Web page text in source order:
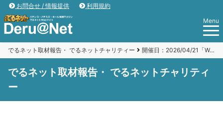
お問合せ / 情報提供
利用規約
Menu
でるネット取材報告・ でるネットチャリティー 開催日：2026/04/21「Wonder BOSS 」
でるネット取材報告・ でるネットチャリティ
ー